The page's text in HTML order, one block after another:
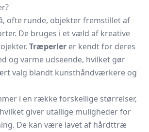
ofte runde, objekter fremstillet af
De bruges i et væld af kreative
Træperler er kendt for deres
og varme udseende, hvilket gør
valg blandt kunsthåndværkere og
i en række forskellige størrelser,
giver utallige muligheder for
De kan være lavet af hårdttræ